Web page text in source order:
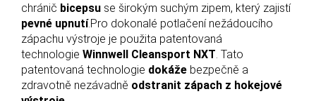
chránič bicepsu se širokým suchým zipem, který zajistí
pevné upnutí.Pro dokonalé potlačení nežádoucího
zápachu výstroje je použita patentovaná
technologie Winnwell Cleansport NXT . Tato
patentovaná technologie dokáže bezpečně a
zdravotně nezávadně odstranit zápach z hokejové